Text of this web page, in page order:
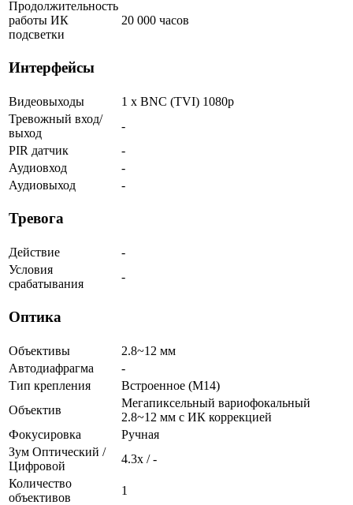
Продолжительность
работы ИК
подсветки
20 000 часов
Интерфейсы
Видеовыходы
1 x BNC (TVI) 1080p
Тревожный вход/
выход
-
PIR датчик
-
Аудиовход
-
Аудиовыход
-
Тревога
Действие
-
Условия
срабатывания
-
Оптика
Объективы
2.8~12 мм
Автодиафрагма
-
Тип крепления
Встроенное (М14)
Объектив
Мегапиксельный вариофокальный
2.8~12 мм c ИК коррекцией
Фокусировка
Ручная
Зум Оптический /
Цифровой
4.3х / -
Количество
объективов
1